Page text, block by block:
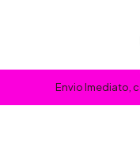
Envio Imediato,